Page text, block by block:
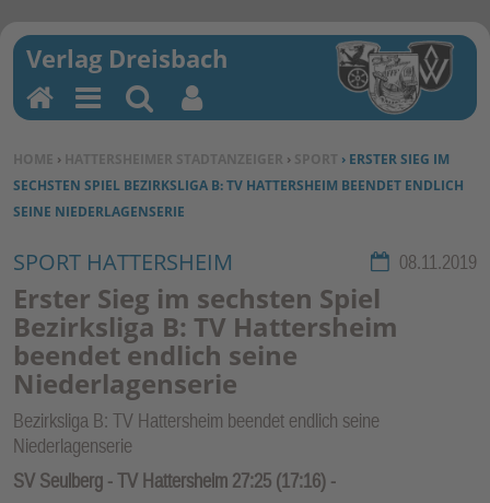
SIE BEFINDEN SICH HIER:
HOME › HATTERSHEIMER STADTANZEIGER › SPORT › ERSTER SIEG IM
SECHSTEN SPIEL BEZIRKSLIGA B: TV HATTERSHEIM BEENDET ENDLICH
SEINE NIEDERLAGENSERIE
Rubrik:
SPORT HATTERSHEIM 08.11.2019
Erster Sieg im sechsten Spiel
Bezirksliga B: TV Hattersheim
beendet endlich seine
Niederlagenserie
Bezirksliga B: TV Hattersheim beendet endlich seine
Niederlagenserie
SV Seulberg - TV Hattersheim 27:25 (17:16) -
H
o
m
e
M
en
u
Su
ch
en
Be
nu
tz
erf
kti
on
en